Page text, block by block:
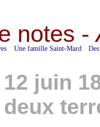
notes -
Une famille Saint-Mard
12 juin
deux